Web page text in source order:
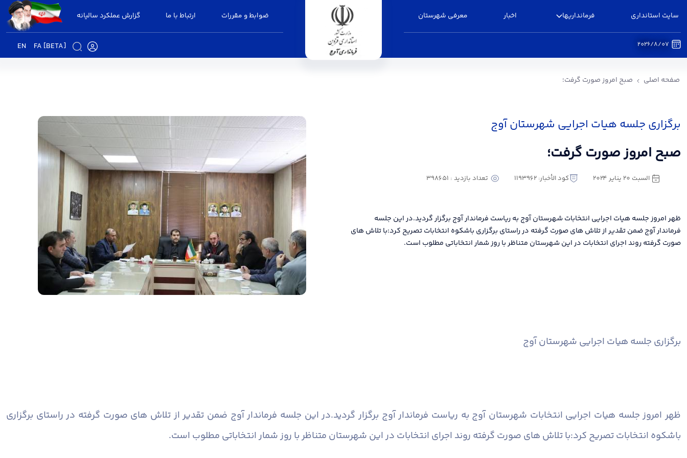
سایت استانداری فرمانداریها اخبار معرفی شهرستان ضوابط و مقررات ارتباط با ما گزارش عملکرد سالیانه
FA [BETA]
EN 2026/8/07
صفحه اصلی صبح امروز صورت گرفت؛
برگزاری جلسه هیات اجرایی شهرستان آوج
صبح امروز صورت گرفت؛
السبت ٢٠ يناير ٢٠٢٤ كود الأخبار: 1193962 تعداد بازدید : 398651
ظهر امروز جلسه هیات اجرایی انتخابات شهرستان آوج به ریاست فرماندار آوج برگزار گردید.در این جلسه
فرماندار آوج ضمن تقدیر از تلاش های صورت گرفته در راستای برگزاری باشکوه انتخابات تصریح کرد:با تلاش های
صورت گرفته روند اجرای انتخابات در این شهرستان متناظر با روز شمار انتخاباتی مطلوب است.
برگزاری جلسه هیات اجرایی شهرستان آوج
ظهر امروز جلسه هیات اجرایی انتخابات شهرستان آوج به ریاست فرماندار آوج برگزار گردید.در این جلسه فرماندار آوج ضمن تقدیر از تلاش های صورت گرفته در راستای برگزاری
باشکوه انتخابات تصریح کرد:با تلاش های صورت گرفته روند اجرای انتخابات در این شهرستان متناظر با روز شمار انتخاباتی مطلوب است.